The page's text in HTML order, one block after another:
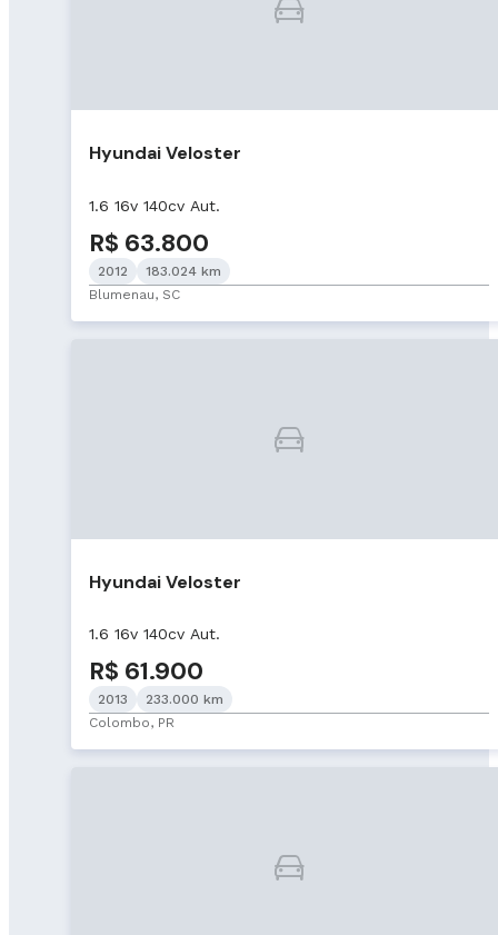
Hyundai Veloster
1.6 16v 140cv Aut.
R$ 63.800
2012
183.024 km
Blumenau, SC
Hyundai Veloster
1.6 16v 140cv Aut.
R$ 61.900
2013
233.000 km
Colombo, PR